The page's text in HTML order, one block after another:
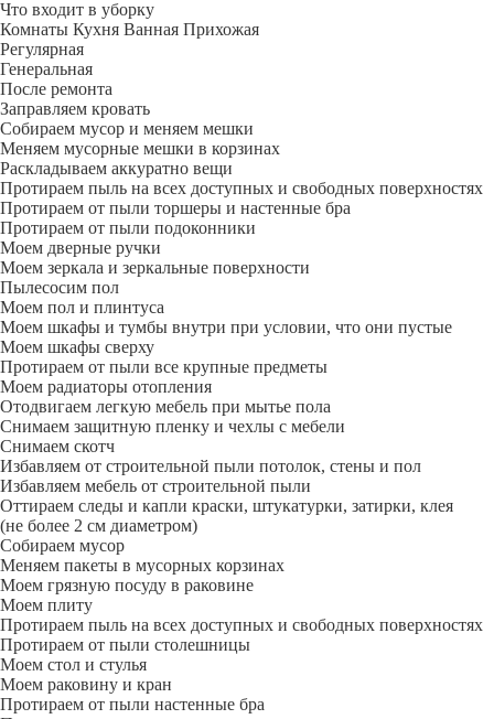
Что входит в уборку
Регу­лярная
Гене­ральная
После ремонта
Заправляем кровать
Собираем мусор и меняем мешки
Меняем мусорные мешки в корзинах
Раскладываем аккуратно вещи
Протираем пыль на всех доступных и свободных поверхностях
Протираем от пыли торшеры и настенные бра
Протираем от пыли подоконники
Моем дверные ручки
Моем зеркала и зеркальные поверхности
Пылесосим пол
Моем пол и плинтуса
Моем шкафы и тумбы внутри при условии, что они пустые
Моем шкафы сверху
Протираем от пыли все крупные предметы
Моем радиаторы отопления
Отодвигаем легкую мебель при мытье пола
Снимаем защитную пленку и чехлы с мебели
Снимаем скотч
Избавляем от строительной пыли потолок, стены и пол
Избавляем мебель от строительной пыли
Оттираем следы и капли краски, штукатурки, затирки, клея
(не более 2 см диаметром)
Собираем мусор
Меняем пакеты в мусорных корзинах
Моем грязную посуду в раковине
Моем плиту
Протираем пыль на всех доступных и свободных поверхностях
Протираем от пыли столешницы
Моем стол и стулья
Моем раковину и кран
Протираем от пыли настенные бра